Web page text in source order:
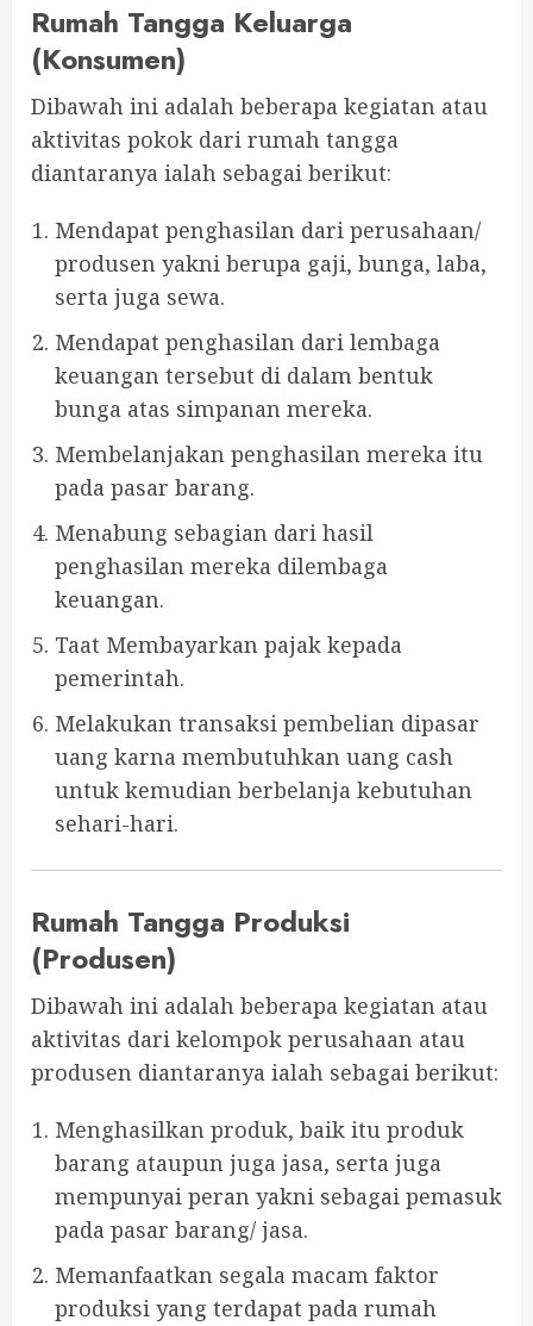
Rumah Tangga Keluarga
(Konsumen)
Dibawah ini adalah beberapa kegiatan atau
aktivitas pokok dari rumah tangga
diantaranya ialah sebagai berikut:
Mendapat penghasilan dari perusahaan/
produsen yakni berupa gaji, bunga, laba,
serta juga sewa.
Mendapat penghasilan dari lembaga
keuangan tersebut di dalam bentuk
bunga atas simpanan mereka.
Membelanjakan penghasilan mereka itu
pada pasar barang.
Menabung sebagian dari hasil
penghasilan mereka dilembaga
keuangan.
Taat Membayarkan pajak kepada
pemerintah.
Melakukan transaksi pembelian dipasar
uang karna membutuhkan uang cash
untuk kemudian berbelanja kebutuhan
sehari-hari.
Rumah Tangga Produksi
(Produsen)
Dibawah ini adalah beberapa kegiatan atau
aktivitas dari kelompok perusahaan atau
produsen diantaranya ialah sebagai berikut:
Menghasilkan produk, baik itu produk
barang ataupun juga jasa, serta juga
mempunyai peran yakni sebagai pemasuk
pada pasar barang/ jasa.
Memanfaatkan segala macam faktor
produksi yang terdapat pada rumah